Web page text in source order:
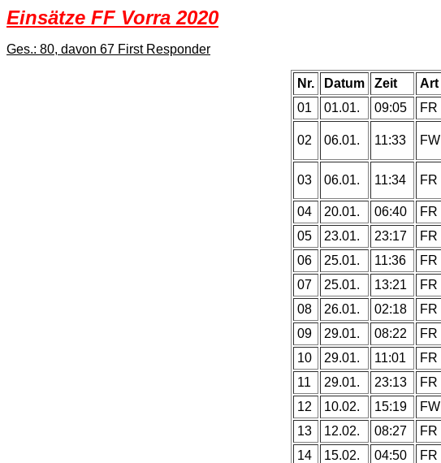
Einsätze FF Vorra 2020
Ges.: 80, davon 67 First Responder
Nr. Datum Zeit Art
01
01.01. 09:05 FR
02 06.01. 11:33 FW
03 06.01. 11:34 FR
04 20.01. 06:40 FR
05
23.01. 23:17 FR
06
25.01. 11:36 FR
07
25.01. 13:21 FR
08
26.01. 02:18 FR
09
29.01. 08:22 FR
10
29.01. 11:01 FR
11
29.01. 23:13 FR
12
10.02. 15:19 FW
13
12.02. 08:27 FR
14
15.02. 04:50 FR